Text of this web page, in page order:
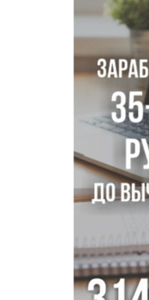
Глава сельсовета
Новосибирском
Сибирские
млрд рублей
Под Новосибирском
дискриминацию с